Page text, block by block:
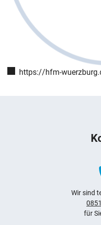
Webseite:
https://hfm-
Wir sind
für